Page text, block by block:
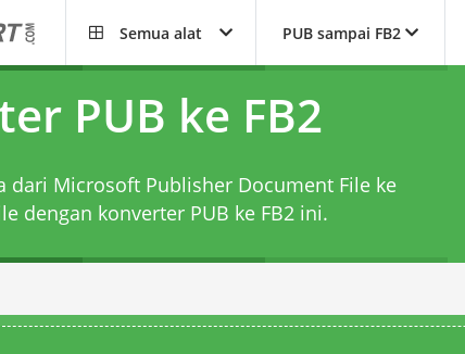
Semua alat PUB sampai FB2
PUB ke FB2
dari Microsoft Publisher Document File ke
dengan konverter PUB ke FB2ini.